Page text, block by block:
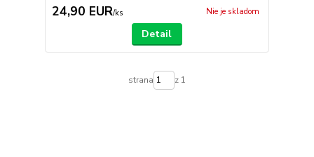
24,90 EUR/ks Nie je skladom
Detail
strana z 1